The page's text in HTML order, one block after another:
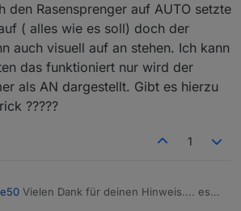
den Rasensprenger auf AUTO setzte
( alles wie es soll) doch der
auch visuell auf an stehen. Ich kann
das funktioniert nur wird der
als AN dargestellt. Gibt es hierzu
?????
1
Vielen Dank für deinen Hinweis.... es